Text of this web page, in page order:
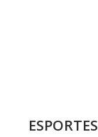
ESPORTES